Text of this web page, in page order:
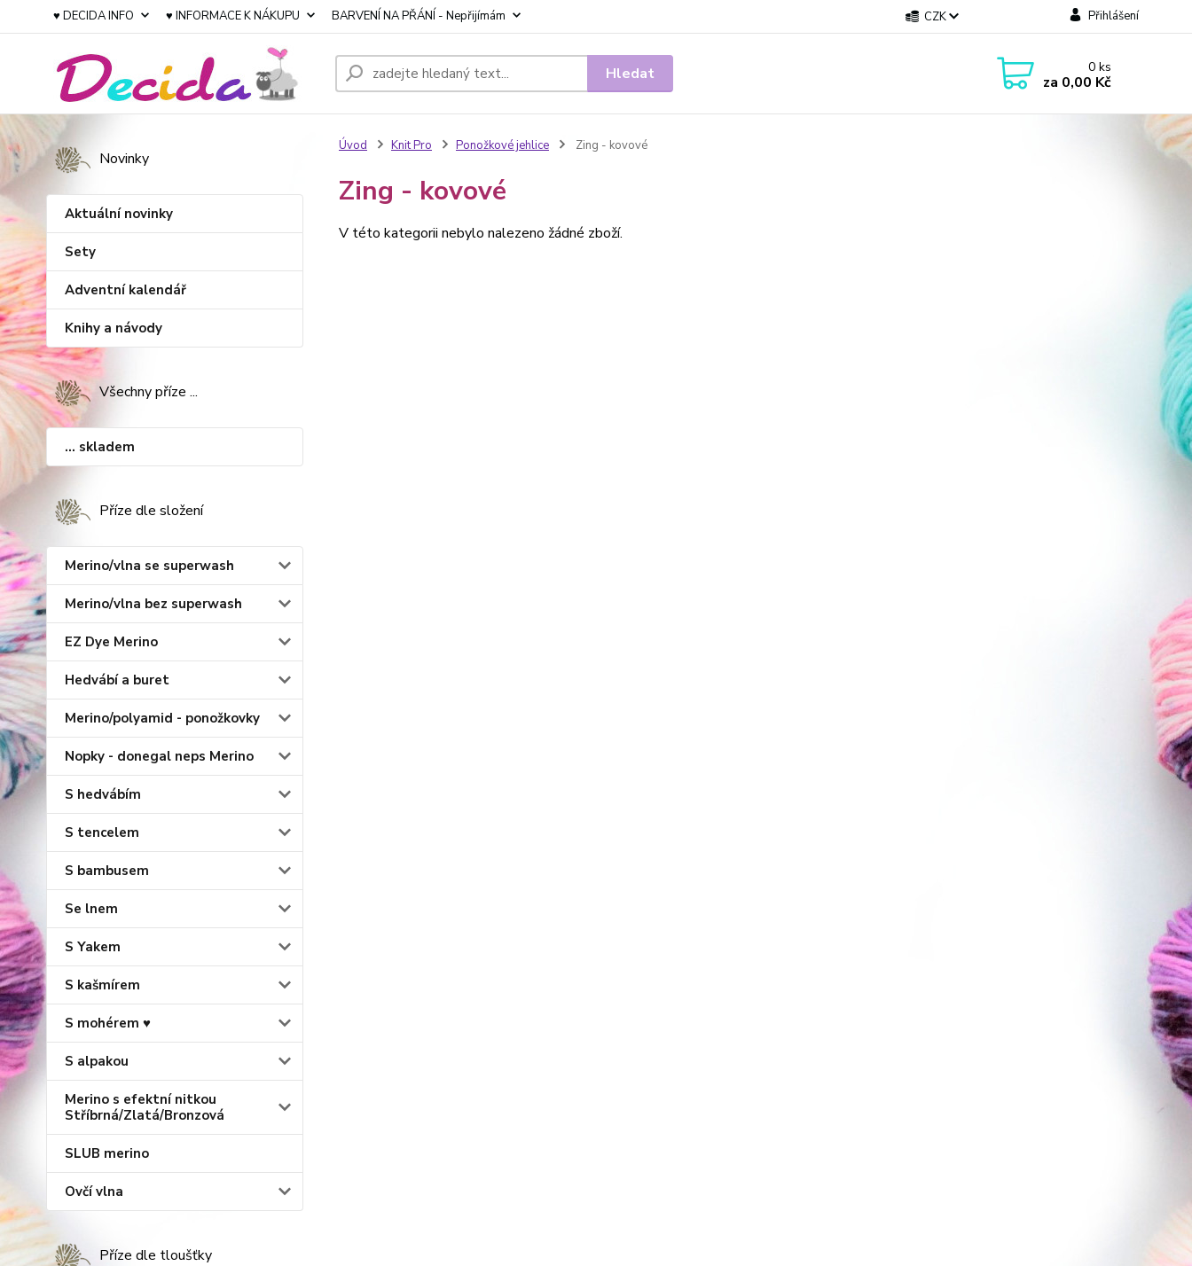
♥ DECIDA INFO ♥ INFORMACE K NÁKUPU BARVENÍ NA PŘÁNÍ - Nepřijímám CZK Přihlášení
Hledat 0ks
za 0,00 Kč
Novinky
Aktuální novinky
Sety
Adventní kalendář
Knihy a návody
Všechny příze ...
... skladem
Příze dle složení
Merino/vlna se superwash
Merino/vlna bez superwash
EZ Dye Merino
Hedvábí a buret
Merino/polyamid - ponožkovky
Nopky - donegal neps Merino
S hedvábím
S tencelem
S bambusem
Se lnem
S Yakem
S kašmírem
S mohérem ♥
S alpakou
Merino s efektní nitkou
Stříbrná/Zlatá/Bronzová
SLUB merino
Ovčí vlna
Příze dle tloušťky
Úvod Knit Pro Ponožkové jehlice Zing - kovové
Zing - kovové
V této kategorii nebylo nalezeno žádné zboží.